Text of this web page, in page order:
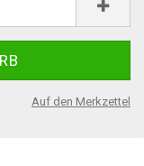
Auf den Merkzettel